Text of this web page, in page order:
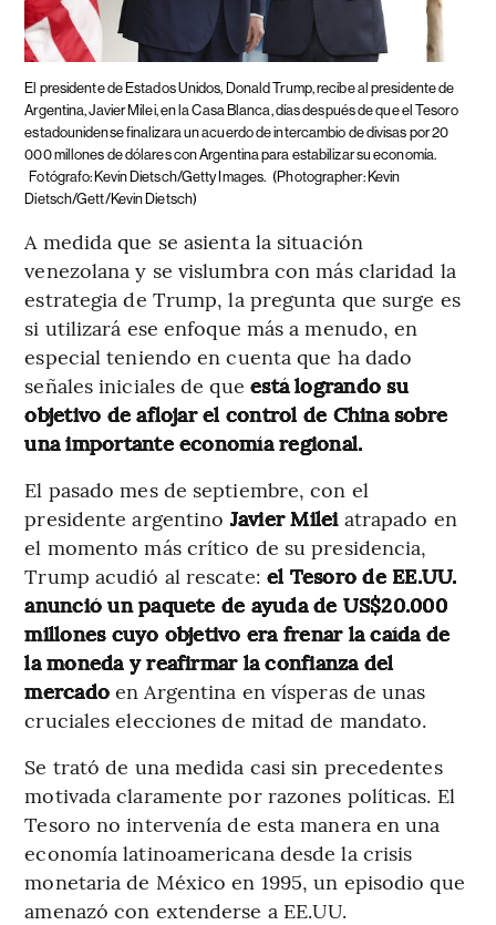
El presidente de Estados Unidos, Donald Trump, recibe al presidente de
Argentina, Javier Milei, en la Casa Blanca, días después de que el Tesoro
estadounidense finalizara un acuerdo de intercambio de divisas por 20
000 millones de dólares con Argentina para estabilizar su economía.
Fotógrafo: Kevin Dietsch/Getty Images. (Photographer: Kevin
Dietsch/Gett/Kevin Dietsch)
A medida que se asienta la situación
venezolana y se vislumbra con más claridad la
estrategia de Trump, la pregunta que surge es
si utilizará ese enfoque más a menudo, en
especial teniendo en cuenta que ha dado
señales iniciales de que está logrando su
objetivo de aflojar el control de China sobre
una importante economía regional.
El pasado mes de septiembre, con el
presidente argentino Javier Milei atrapado en
el momento más crítico de su presidencia,
Trump acudió al rescate: el Tesoro de EE.UU.
anunció un paquete de ayuda de US$20.000
millones cuyo objetivo era frenar la caída de
la moneda y reafirmar la confianza del
mercado en Argentina en vísperas de unas
cruciales elecciones de mitad de mandato.
Se trató de una medida casi sin precedentes
motivada claramente por razones políticas. El
Tesoro no intervenía de esta manera en una
economía latinoamericana desde la crisis
monetaria de México en 1995, un episodio que
amenazó con extenderse a EE.UU.